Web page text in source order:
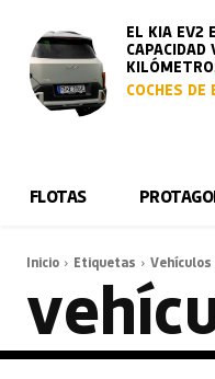
EL KIA EV2
COCHES DE
FLOTAS
Inicio Etiquetas